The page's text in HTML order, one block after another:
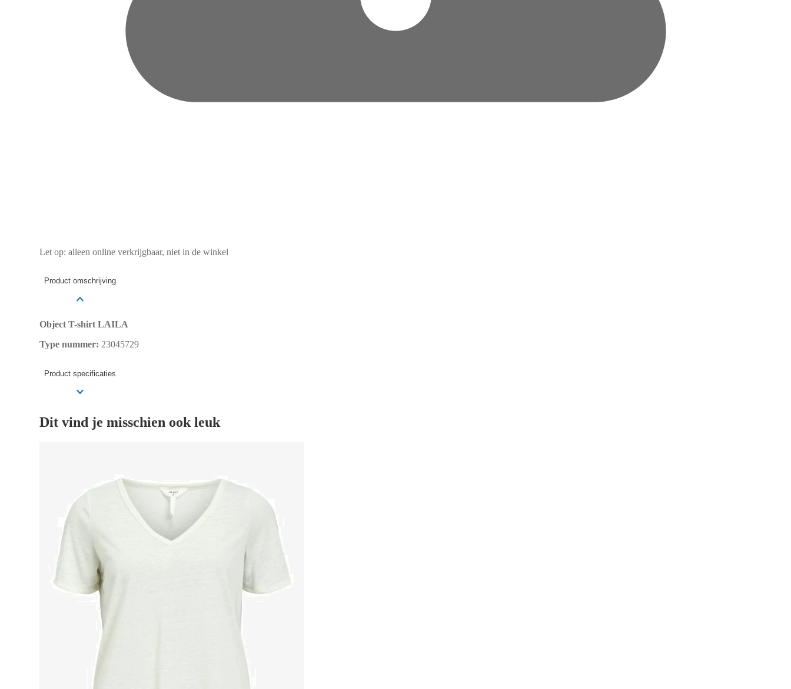
Let op: alleen online verkrijgbaar, niet in de winkel
Product omschrijving
Object T-shirt LAILA
Type nummer: 23045729
Product specificaties
Dit vind je misschien ook leuk